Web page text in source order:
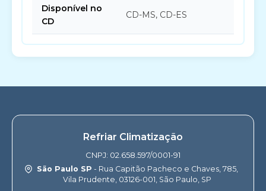
Disponível no
CD
CD-MS, CD-ES
Refriar Climatização
CNPJ: 02.658.597/0001-91
São Paulo SP - Rua Capitão Pacheco e Chaves, 785,
Vila Prudente, 03126-001, São Paulo, SP